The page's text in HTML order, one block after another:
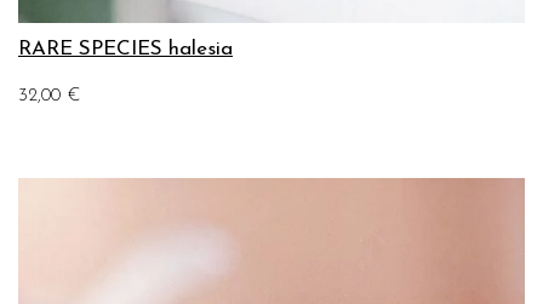
RARE SPECIES halesia
32,00 €